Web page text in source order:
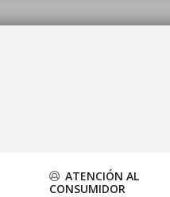
ATENCIÓN AL
CONSUMIDOR